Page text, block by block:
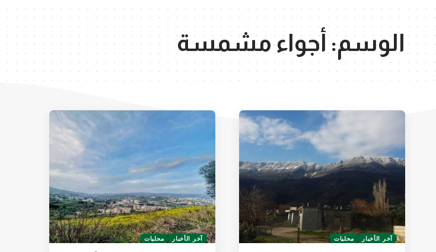
الوسم:أجواء مشمسة
آخر الأخبار محليات آخر الأخبار محليات